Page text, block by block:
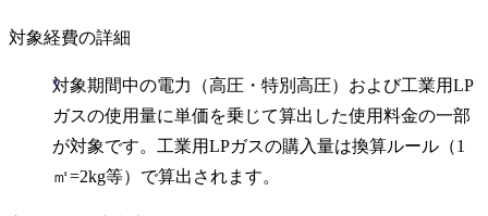
対象経費の詳細
対象期間中の電力（高圧・特別高圧）および工業用LP
ガスの使用量に単価を乗じて算出した使用料金の一部
が対象です。工業用LPガスの購入量は換算ルール（1
㎡=2kg等）で算出されます。